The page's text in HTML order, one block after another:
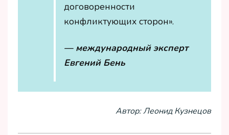
договоренности
конфликтующих сторон».
— международный эксперт
Евгений Бень
Автор: Леонид Кузнецов